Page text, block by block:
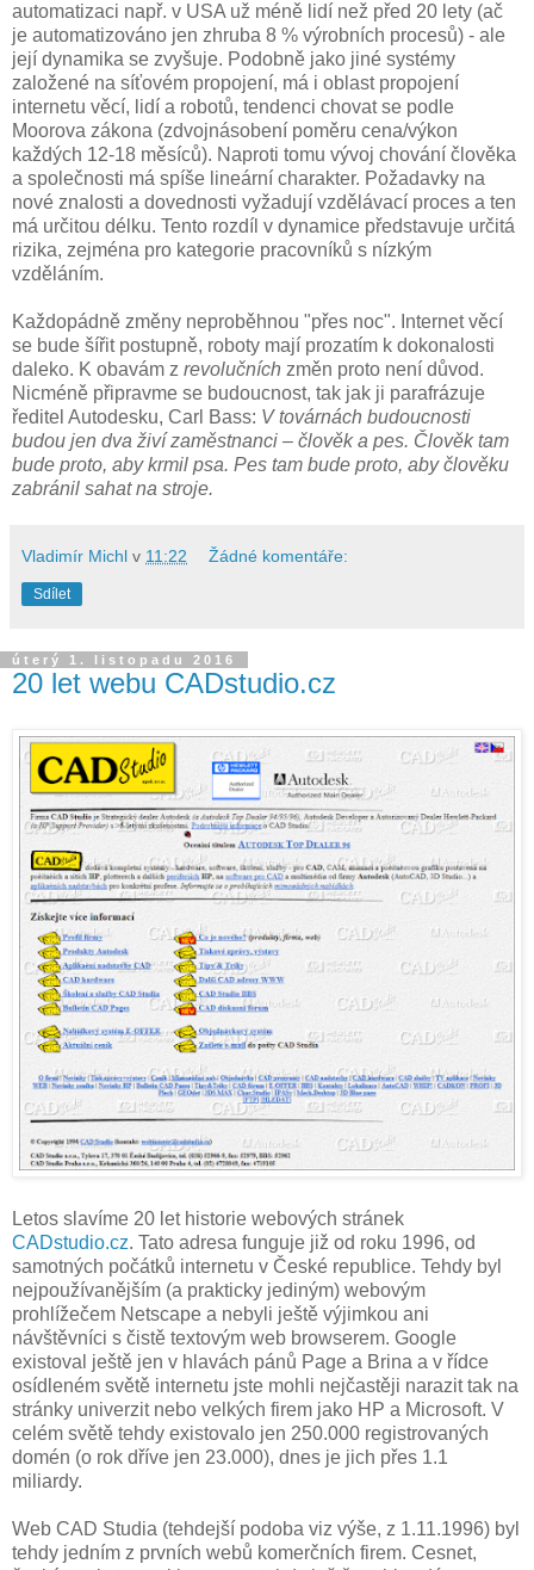
automatizaci např. v USA už méně lidí než před 20 lety (ač
je automatizováno jen zhruba 8 % výrobních procesů) - ale
její dynamika se zvyšuje. Podobně jako jiné systémy
založené na síťovém propojení, má i oblast propojení
internetu věcí, lidí a robotů, tendenci chovat se podle
Moorova zákona (zdvojnásobení poměru cena/výkon
každých 12-18 měsíců). Naproti tomu vývoj chování člověka
a společnosti má spíše lineární charakter. Požadavky na
nové znalosti a dovednosti vyžadují vzdělávací proces a ten
má určitou délku. Tento rozdíl v dynamice představuje určitá
rizika, zejména pro kategorie pracovníků s nízkým
vzděláním.
Každopádně změny neproběhnou "přes noc". Internet věcí
se bude šířit postupně, roboty mají prozatím k dokonalosti
daleko. K obavám z revolučních změn proto není důvod.
Nicméně připravme se budoucnost, tak jak ji parafrázuje
ředitel Autodesku, Carl Bass: V továrnách budoucnosti
budou jen dva živí zaměstnanci – člověk a pes. Člověk tam
bude proto, aby krmil psa. Pes tam bude proto, aby člověku
zabránil sahat na stroje.
Vladimír Michl v 11:22 Žádné komentáře:
Sdílet
úterý 1. listopadu 2016
20 let webu CADstudio.cz
Letos slavíme 20 let historie webových stránek
CADstudio.cz. Tato adresa funguje již od roku 1996, od
samotných počátků internetu v České republice. Tehdy byl
nejpoužívanějším (a prakticky jediným) webovým
prohlížečem Netscape a nebyli ještě výjimkou ani
návštěvníci s čistě textovým web browserem. Google
existoval ještě jen v hlavách pánů Page a Brina a v řídce
osídleném světě internetu jste mohli nejčastěji narazit tak na
stránky univerzit nebo velkých firem jako HP a Microsoft. V
celém světě tehdy existovalo jen 250.000 registrovaných
domén (o rok dříve jen 23.000), dnes je jich přes 1.1
miliardy.
Web CAD Studia (tehdejší podoba viz výše, z 1.11.1996) byl
tehdy jedním z prvních webů komerčních firem. Cesnet,